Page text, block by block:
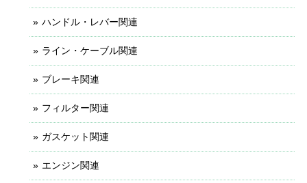
ハンドル・レバー関連
ライン・ケーブル関連
ブレーキ関連
フィルター関連
ガスケット関連
エンジン関連